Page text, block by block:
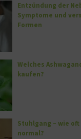
Entzündung der
Symptome und
Formen
Welches
kaufen?
Stuhlgang – wie
normal?